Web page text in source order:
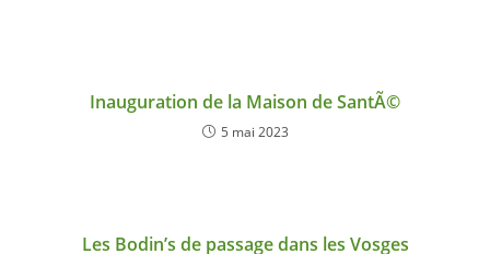
Inauguration de la Maison de SantÃ©
5 mai 2023
Les Bodin’s de passage dans les Vosges